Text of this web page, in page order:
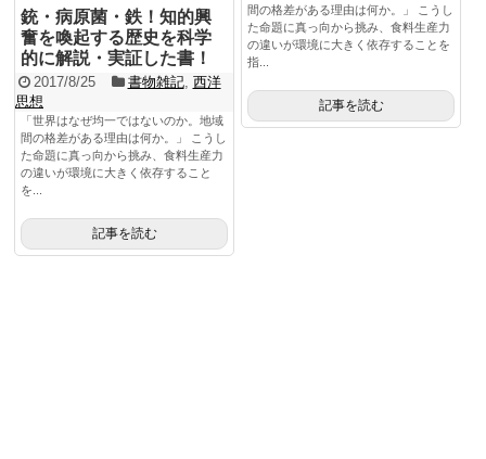
銃・病原菌・鉄！知的興
奮を喚起する歴史を科学
的に解説・実証した書！
2017/8/25 書物雑記, 西洋
思想
「世界はなぜ均一ではないのか。地域
間の格差がある理由は何か。」 こうし
た命題に真っ向から挑み、食料生産力
の違いが環境に大きく依存すること
を...
記事を読む
間の格差がある理由は何か。」 こうし
た命題に真っ向から挑み、食料生産力
の違いが環境に大きく依存することを
指...
記事を読む